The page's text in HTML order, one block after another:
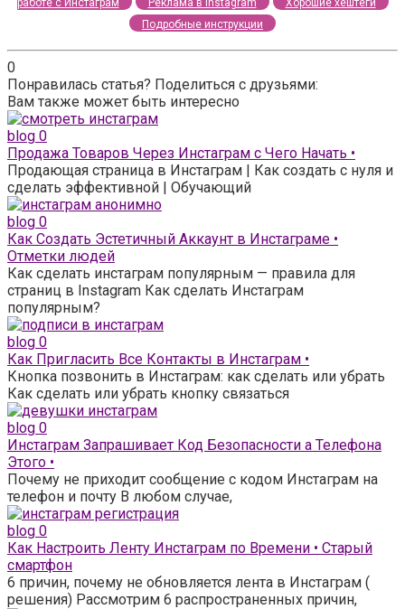
работе с Инстаграм Реклама в instagram
Хорошие хештеги
Подробные инструкции
0
Понравилась статья? Поделиться с друзьями:
Вам также может быть интересно
blog 0
Продажа Товаров Через Инстаграм с Чего Начать •
Продающая страница в Инстаграм | Как создать с нуля и
сделать эффективной | Обучающий
blog 0
Как Создать Эстетичный Аккаунт в Инстаграме •
Отметки людей
Как сделать инстаграм популярным — правила для
страниц в Instagram Как сделать Инстаграм
популярным?
blog 0
Как Пригласить Все Контакты в Инстаграм •
Кнопка позвонить в Инстаграм: как сделать или убрать
Как сделать или убрать кнопку связаться
blog 0
Инстаграм Запрашивает Код Безопасности а Телефона
Этого •
Почему не приходит сообщение с кодом Инстаграм на
телефон и почту В любом случае,
blog 0
Как Настроить Ленту Инстаграм по Времени • Старый
смартфон
6 причин, почему не обновляется лента в Инстаграм (
решения) Рассмотрим 6 распространенных причин,